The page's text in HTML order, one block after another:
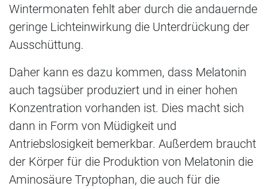
Wintermonaten fehlt aber durch die andauernde
geringe Lichteinwirkung die Unterdrückung der
Ausschüttung.
Daher kann es dazu kommen, dass Melatonin
auch tagsüber produziert und in einer hohen
Konzentration vorhanden ist. Dies macht sich
dann in Form von Müdigkeit und
Antriebslosigkeit bemerkbar. Außerdem braucht
der Körper für die Produktion von Melatonin die
Aminosäure Tryptophan, die auch für die